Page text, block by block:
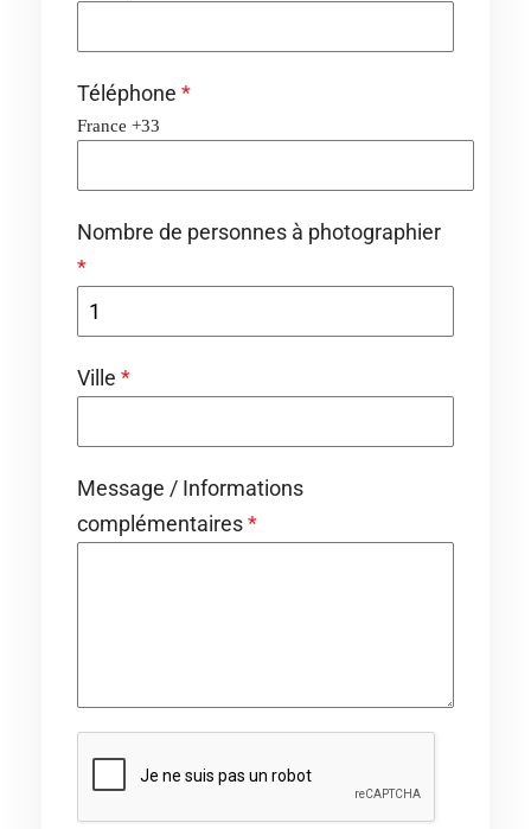
Téléphone *
France +33
Nombre de personnes à photographier
*
Ville *
Message / Informations
complémentaires*